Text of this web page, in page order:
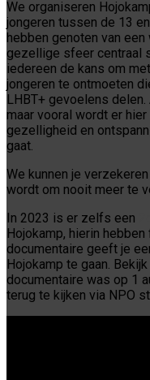
We organiseren
jongeren tussen de 13
hebben genoten van
gezellige sfeer centraal
iedereen de kans om
jongeren te ontmoeten
LHBT+ gevoelens
maar vooral wordt er
gezelligheid en
gaat.
We kunnen je
wordt om nooit meer te
In 2023 is er zelfs een
Hojokamp, hierin
documentaire geeft je
Hojokamp te gaan.
documentaire was op 1
terug te kijken via NPO